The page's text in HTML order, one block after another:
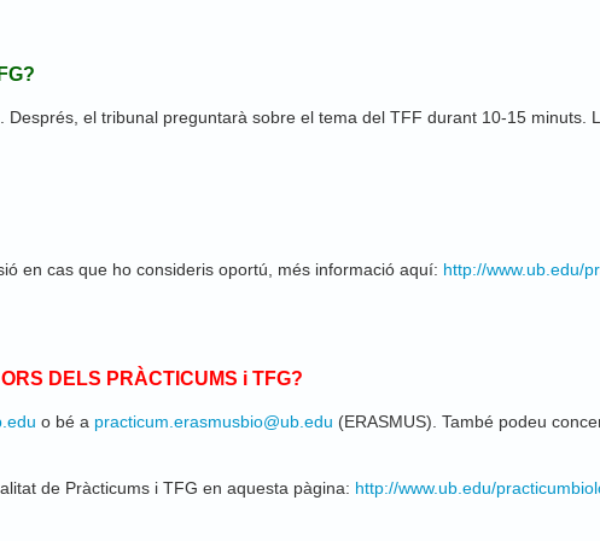
?
. Després, el tribunal preguntarà sobre el tema del TFF durant 10-15
en cas que ho consideris oportú, més informació aquí: http://www.ub.edu/
DELS PRÀCTICUMS i TFG?
o bé a practicum.erasmusbio@ub.edu (ERASMUS). També podeu
de Pràcticums i TFG en aquesta pàgina: http://www.ub.edu/